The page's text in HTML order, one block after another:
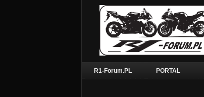
R1-Forum.PL PORTAL